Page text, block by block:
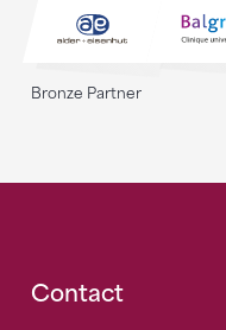
Bronze Partner
Fusszeile
Contact